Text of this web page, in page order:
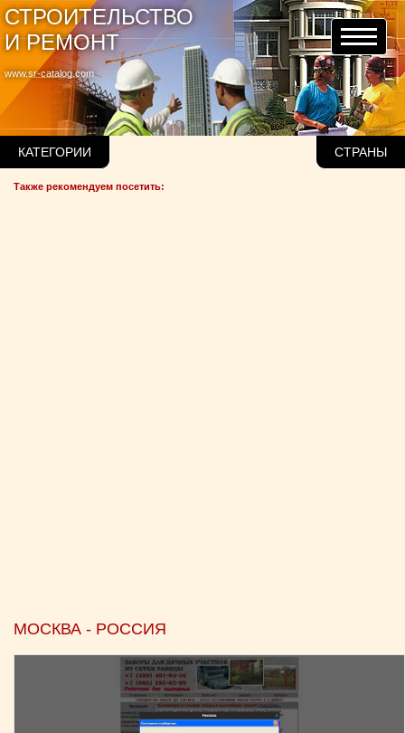
www.sr-catalog.com
СТРОИТЕЛЬСТВО
И РЕМОНТ
КАТЕГОРИИ СТРАНЫ
Также рекомендуем посетить:
МОСКВА - РОССИЯ